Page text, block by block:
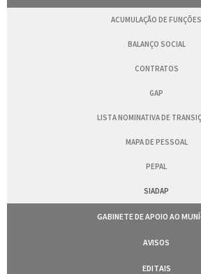
ACUMULAÇÃO DE FUNÇÕES
BALANÇO SOCIAL
CONTRATOS
GAP
LISTA NOMINATIVA DE
MAPA DE PESSOAL
PEPAL
SIADAP
GABINETE DE APOIO AO
AVISOS
EDITAIS